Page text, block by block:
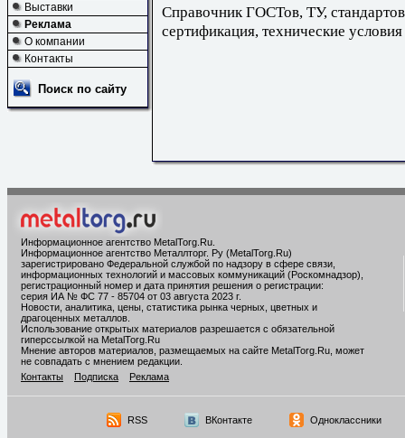
Выставки
Реклама
О компании
Контакты
Поиск по сайту
Справочник ГОСТов, ТУ,
сертификация, технические условия
Информационное агентство MetalTorg.Ru
Информационное агентство Металлторг. Ру (MetalTorg.Ru)
зарегистрировано Федеральной службой по надзору в сфере связи,
информационных технологий и массовых коммуникаций (Роскомнадзор),
регистрационный номер и дата принятия решения о регистрации:
серия ИА № ФС 77 - 85704 от 03 августа 2023 г.
Новости, аналитика, цены, статистика рынка черных, цветных и
драгоценных металлов.
Использование открытых материалов разрешается с обязательной
гиперссылкой на MetalTorg.Ru
Мнение авторов материалов, размещаемых на сайте MetalTorg.Ru, может
не совпадать с мнением редакции.
Контакты
Подписка Реклама
RSS ВКонтакте Одноклассники